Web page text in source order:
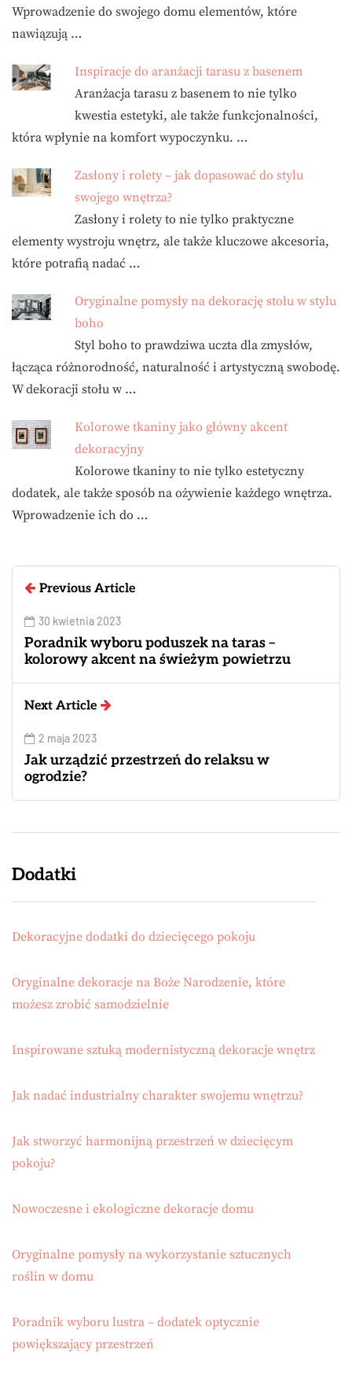
Wprowadzenie do swojego domu elementów, które
nawiązują …
Inspiracje do aranżacji tarasu z basenem
Aranżacja tarasu z basenem to nie tylko
kwestia estetyki, ale także funkcjonalności,
która wpłynie na komfort wypoczynku. …
Zasłony i rolety – jak dopasować do stylu
swojego wnętrza?
Zasłony i rolety to nie tylko praktyczne
elementy wystroju wnętrz, ale także kluczowe akcesoria,
które potrafią nadać …
Oryginalne pomysły na dekorację stołu w stylu
boho
Styl boho to prawdziwa uczta dla zmysłów,
łącząca różnorodność, naturalność i artystyczną swobodę.
W dekoracji stołu w …
Kolorowe tkaniny jako główny akcent
dekoracyjny
Kolorowe tkaniny to nie tylko estetyczny
dodatek, ale także sposób na ożywienie każdego wnętrza.
Wprowadzenie ich do …
Previous Article
30 kwietnia 2023
Poradnik wyboru poduszek na taras –
kolorowy akcent na świeżym powietrzu
Next Article
2 maja 2023
Jak urządzić przestrzeń do relaksu w
ogrodzie?
Dodatki
Dekoracyjne dodatki do dziecięcego pokoju
Oryginalne dekoracje na Boże Narodzenie, które
możesz zrobić samodzielnie
Inspirowane sztuką modernistyczną dekoracje wnętrz
Jak nadać industrialny charakter swojemu wnętrzu?
Jak stworzyć harmonijną przestrzeń w dziecięcym
pokoju?
Nowoczesne i ekologiczne dekoracje domu
Oryginalne pomysły na wykorzystanie sztucznych
roślin w domu
Poradnik wyboru lustra – dodatek optycznie
powiększający przestrzeń